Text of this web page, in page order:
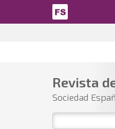
Pasar al contenido principal
Revista
Sociedad